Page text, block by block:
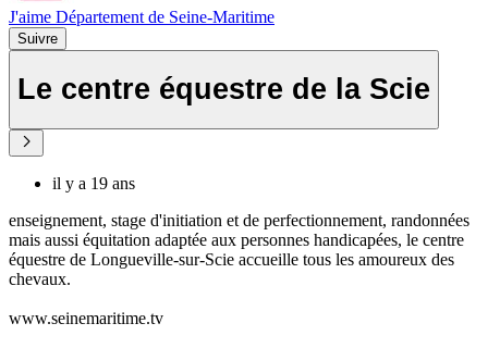
J'aime Département de Seine-Maritime
Suivre
Le centre équestre de la Scie
il y a 19 ans
enseignement, stage d'initiation et de perfectionnement, randonnées
mais aussi équitation adaptée aux personnes handicapées, le centre
équestre de Longueville-sur-Scie accueille tous les amoureux des
chevaux.
www.seinemaritime.tv